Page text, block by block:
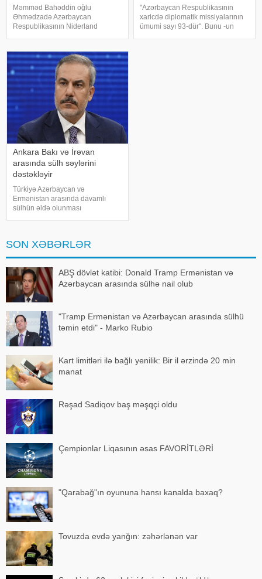
Məmməd Bahəddin oğlu
Əhmədzadə Azərbaycan
Respublikasının Niderland
Azərbaycan Respublikasının
Kimyəvi Silahların Qadağan
Olunması üzrə Təşkilatda daimi
nümayəndəs
"Azərbaycan Respublikasının
xaricdə diplomatik missiyalarının
ümumi sayı 93-dür". Bunu -un
Ankara Bakı və İrəvan
arasında sülh səylərini
dəstəkləyir
Türkiyə Azərbaycan və
Ermənistan arasında davamlı
sülhün əldə olunması
bildirib. Onun sözlərinə görə,
Cənubi Qafqazdakı proseslə
SON XƏBƏRLƏR
ABŞ dövlət katibi: Donald Tramp Ermənistan və
Azərbaycan arasında sülhə nail olub
"Tramp Ermənistan və Azərbaycan arasında sülhü
təmin etdi" - Marko Rubio
Kart limitləri ilə bağlı yenilik: Bir il ərzində 20 min
manat
Rəşad Sadiqov baş məşqçi oldu
Çempionlar Liqasının əsas FAVORİTLƏRİ
"Qarabağ"ın oyununa hansı kanalda baxaq?
Tovuzda evdə yanğın: zəhərlənən var